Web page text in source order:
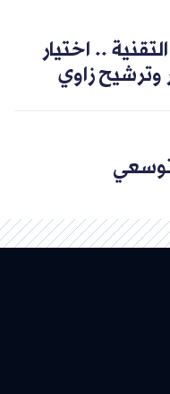
.. اختيار
وترشيح زاوي